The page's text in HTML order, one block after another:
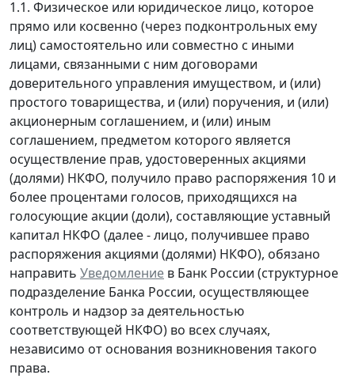
1.1. Физическое или юридическое лицо, которое
прямо или косвенно (через подконтрольных ему
лиц) самостоятельно или совместно с иными
лицами, связанными с ним договорами
доверительного управления имуществом, и (или)
простого товарищества, и (или) поручения, и (или)
акционерным соглашением, и (или) иным
соглашением, предметом которого является
осуществление прав, удостоверенных акциями
(долями) НКФО, получило право распоряжения 10 и
более процентами голосов, приходящихся на
голосующие акции (доли), составляющие уставный
капитал НКФО (далее - лицо, получившее право
распоряжения акциями (долями) НКФО), обязано
направить Уведомление в Банк России (структурное
подразделение Банка России, осуществляющее
контроль и надзор за деятельностью
соответствующей НКФО) во всех случаях,
независимо от основания возникновения такого
права.